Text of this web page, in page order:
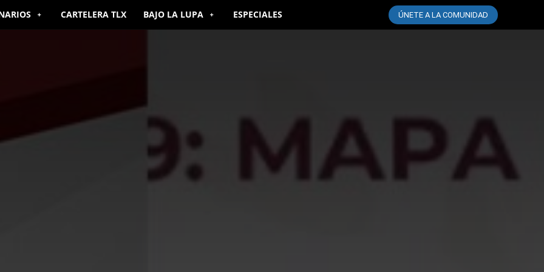
CARTELERA TLX BAJO LA LUPA ESPECIALES ÚNETE A LA COMUNIDAD